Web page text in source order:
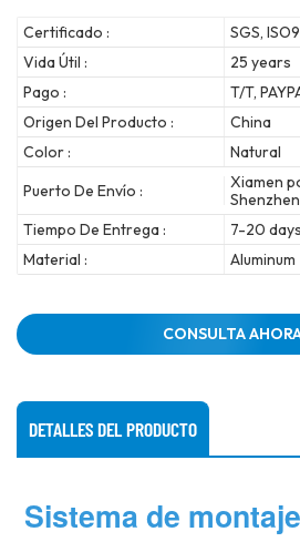
Certificado :
SGS,
Vida Útil :
25 years
Pago :
T/T,
Origen Del Producto :
China
Color :
Natural
Puerto De Envío :
Xiamen
Tiempo De Entrega :
7-20 days
Material :
Aluminum
CONSULTA
DETALLES DEL PRODUCTO
Sistema de